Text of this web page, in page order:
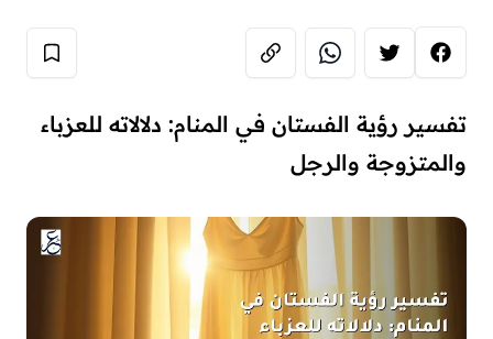
تفسير رؤية الفستان في المنام: دلالاته للعزباء
والمتزوجة والرجل